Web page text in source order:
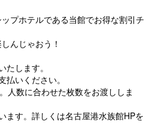
プホテルである当館でお得な割引チ
んじゃおう！
します。
いください。
人数に合わせた枚数をお渡ししま
ます。詳しくは名古屋港水族館HPを